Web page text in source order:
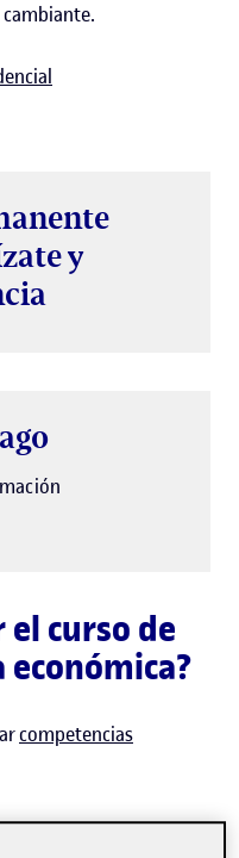
y
curso de
competencias